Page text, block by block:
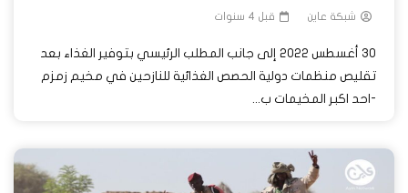
شبكة عاين قبل 4 سنوات
30 أغسطس 2022 إلى جانب المطلب الرئيسي بتوفير الغذاء بعد
تقليص منظمات دولية الحصص الغذائية للنازحين في مخيم زمزم
-احد اكبر المخيمات ب...